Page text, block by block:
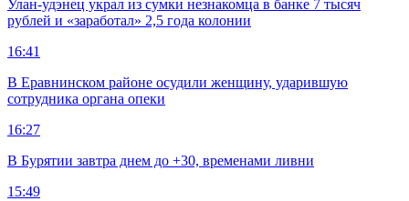
Улан-удэнец украл из сумки незнакомца в банке 7 тысяч
рублей и «заработал» 2,5 года колонии
16:41
В Еравнинском районе осудили женщину, ударившую
сотрудника органа опеки
16:27
В Бурятии завтра днем до +30, временами ливни
15:49